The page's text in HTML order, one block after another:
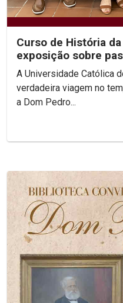
Curso de História
exposição sobre
por Pernambuco
A Universidade Católica
verdadeira viagem no
a Dom Pedro...